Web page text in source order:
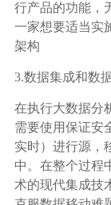
行产品的功能，
一家想要适当实
架构
3.数据集成和数
在执行大数据分
需要使用保证安
实时）进行源，
中。在整个过程
术的现代集成技